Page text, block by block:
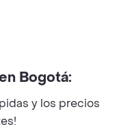
reserved.
Bogotá:
y los precios